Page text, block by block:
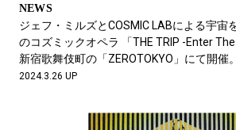
#SPORTS
NEWS
ジェフ・ミルズとCOSMIC LABによる宇宙
のコズミックオペラ 「THE TRIP -Enter The
新宿歌舞伎町の「ZEROTOKYO」にて開催。
2024.3.26 UP